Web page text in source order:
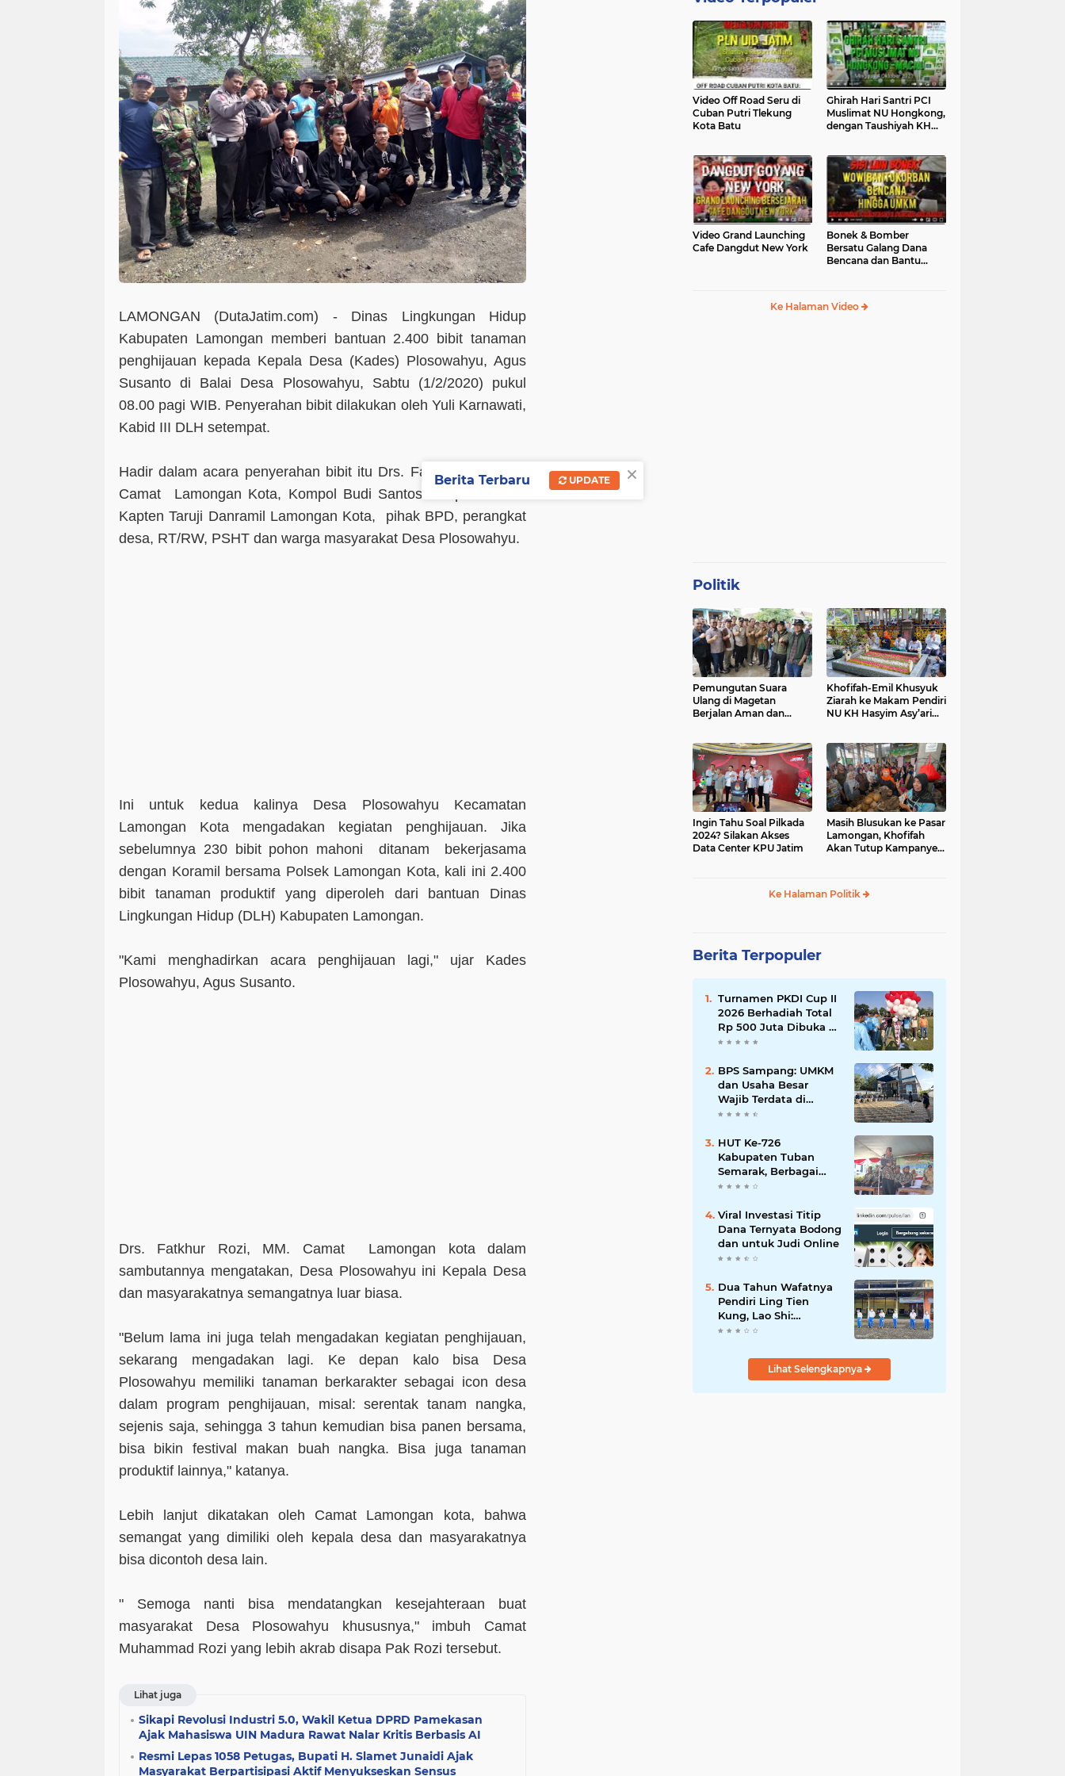
LAMONGAN (DutaJatim.com) -Dinas Lingkungan Hidup
Kabupaten Lamongan memberi bantuan 2.400 bibit tanaman
penghijauan kepada Kepala Desa (Kades) Plosowahyu, Agus
Susanto di Balai Desa Plosowahyu, Sabtu (1/2/2020) pukul
08.00 pagi WIB. Penyerahan bibit dilakukan oleh Yuli Karnawati,
Kabid III DLH setempat.
Hadir dalam acara penyerahan bibit itu Drs. Fatkhur Rozi, MM
Camat Lamongan Kota, Kompol Budi Santoso Kapolsek dan
Kapten Taruji Danramil Lamongan Kota, pihak BPD, perangkat
desa, RT/RW, PSHT dan warga masyarakat Desa Plosowahyu.
Ini untuk kedua kalinya Desa Plosowahyu Kecamatan
Lamongan Kota mengadakan kegiatan penghijauan. Jika
sebelumnya 230 bibit pohon mahoni ditanam bekerjasama
dengan Koramil bersama Polsek Lamongan Kota, kali ini 2.400
bibit tanaman produktif yang diperoleh dari bantuan Dinas
Lingkungan Hidup (DLH) Kabupaten Lamongan.
"Kami menghadirkan acara penghijauan lagi," ujar Kades
Plosowahyu, Agus Susanto.
Drs. Fatkhur Rozi, MM. Camat Lamongan kota dalam
sambutannya mengatakan, Desa Plosowahyu ini Kepala Desa
dan masyarakatnya semangatnya luar biasa.
"Belum lama ini juga telah mengadakan kegiatan penghijauan,
sekarang mengadakan lagi. Ke depan kalo bisa Desa
Plosowahyu memiliki tanaman berkarakter sebagai icon desa
dalam program penghijauan, misal: serentak tanam nangka,
sejenis saja, sehingga 3 tahun kemudian bisa panen bersama,
bisa bikin festival makan buah nangka. Bisa juga tanaman
produktif lainnya," katanya.
Lebih lanjut dikatakan oleh Camat Lamongan kota, bahwa
semangat yang dimiliki oleh kepala desa dan masyarakatnya
bisa dicontoh desa lain.
" Semoga nanti bisa mendatangkan kesejahteraan buat
masyarakat Desa Plosowahyu khususnya," imbuh Camat
Muhammad Rozi yang lebih akrab disapa Pak Rozi tersebut.
Lihat juga
Sikapi Revolusi Industri 5.0, Wakil Ketua DPRD Pamekasan
Ajak Mahasiswa UIN Madura Rawat Nalar Kritis Berbasis AI
Resmi Lepas 1058 Petugas, Bupati H. Slamet Junaidi Ajak
Masyarakat Berpartisipasi Aktif Menyukseskan Sensus
Video Off Road Seru di
Cuban Putri Tlekung
Kota Batu
Ghirah Hari Santri PCI
Muslimat NU Hongkong,
dengan Taushiyah KH
Video Grand Launching
Cafe Dangdut New York
Bonek & Bomber
Bersatu Galang Dana
Bencana dan Bantu
Ke Halaman Video
Politik
Pemungutan Suara
Ulang di Magetan
Berjalan Aman dan
Khofifah-Emil Khusyuk
Ziarah ke Makam Pendiri
NU KH Hasyim Asy’ari
Ingin Tahu Soal Pilkada
2024? Silakan Akses
Data Center KPU Jatim
Masih Blusukan ke Pasar
Lamongan, Khofifah
Akan Tutup Kampanye
Ke Halaman Politik
Berita Terpopuler
Turnamen PKDI Cup II
2026 Berhadiah Total
Rp 500 Juta Dibuka di
Jombang, Ketua PKDI
Mahdi: Ajang
Silaturrahmi dan
Media Komunikasi
Antar-Kades untuk
BPS Sampang: UMKM
dan Usaha Besar
Wajib Terdata di
Sensus Ekonomi 2026,
Sasaran
HUT Ke-726
Kabupaten Tuban
Semarak, Berbagai
Prestasinya Pun
Viral Investasi Titip
Dana Ternyata Bodong
dan untuk Judi Online
Dua Tahun Wafatnya
Pendiri Ling Tien
Kung, Lao Shi:
Amanah Harus Kita
Lihat Selengkapnya
×
Berita Terbaru UPDATE